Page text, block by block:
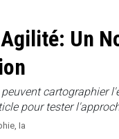
Un
cartographier
pour tester
Ia